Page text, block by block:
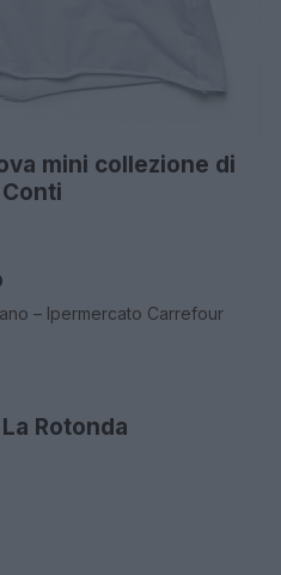
mini collezione di
– Ipermercato Carrefour
Rotonda